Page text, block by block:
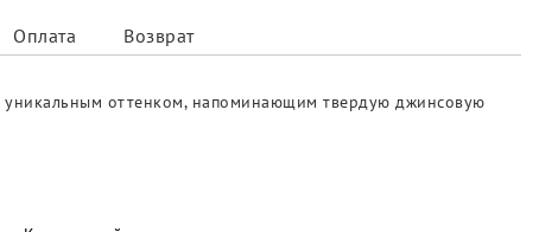
Оплата Возврат
уникальным оттенком, напоминающим твердую джинсовую